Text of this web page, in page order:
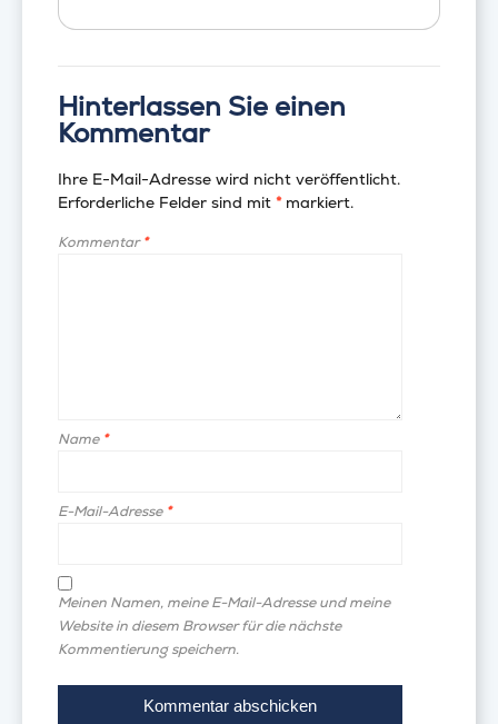
Hinterlassen Sie einen
Kommentar
Ihre E-Mail-Adresse wird nicht veröffentlicht.
Erforderliche Felder sind mit *markiert.
Kommentar*
Name *
E-Mail-Adresse *
Meinen Namen, meine E-Mail-Adresse und meine
Website in diesem Browser für die nächste
Kommentierung speichern.